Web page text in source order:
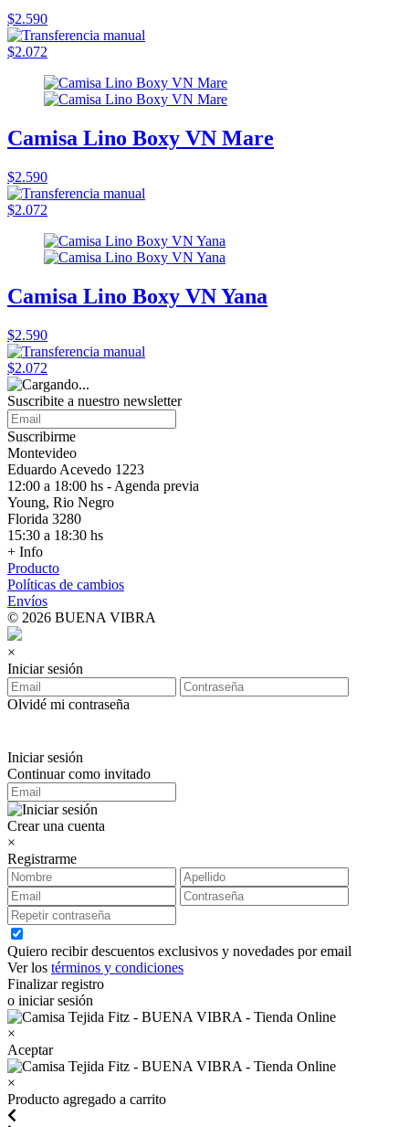
$2.590
$2.072
Camisa Lino Boxy VN Mare
$2.590
$2.072
Camisa Lino Boxy VN Yana
$2.590
$2.072
Suscribite a nuestro newsletter
Suscribirme
Montevideo
Eduardo Acevedo 1223
12:00 a 18:00 hs - Agenda previa
Young, Rio Negro
Florida 3280
15:30 a 18:30 hs
+ Info
Producto
Políticas de cambios
Envíos
© 2026 BUENA VIBRA
×
Iniciar sesión
Olvidé mi contraseña
Iniciar sesión
Continuar como invitado
Crear una cuenta
×
Registrarme
Quiero recibir descuentos exclusivos y novedades por email
Ver los términos y condiciones
Finalizar registro
o iniciar sesión
×
Aceptar
×
Producto agregado a carrito